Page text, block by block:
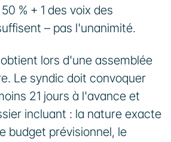
% + 1 des voix des
– pas l'unanimité.
lors d'une assemblée
Le syndic doit convoquer
21 jours à l'avance et
incluant : la nature exacte
budget prévisionnel, le